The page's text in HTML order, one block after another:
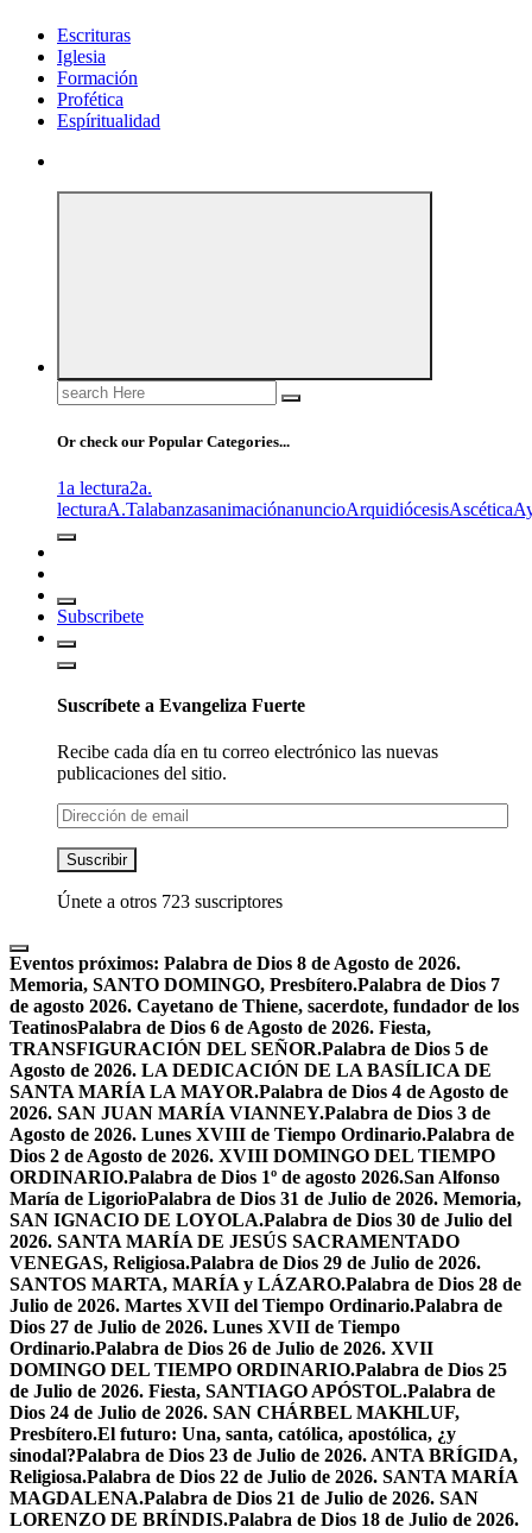
Escrituras
Iglesia
Formación
Profética
Espíritualidad
Search
for:
Or check our Popular Categories...
1a lectura2a.
lecturaA.TalabanzasanimaciónanuncioArquidiócesisAscética
Subscribete
Suscríbete a Evangeliza Fuerte
Recibe cada día en tu correo electrónico las nuevas
publicaciones del sitio.
Dirección
de
email
Suscribir
Únete a otros 723 suscriptores
Eventos próximos: Palabra de Dios 8 de Agosto de 2026.
Memoria, SANTO DOMINGO, Presbítero.Palabra de Dios 7
de agosto 2026. Cayetano de Thiene, sacerdote, fundador de los
TeatinosPalabra de Dios 6 de Agosto de 2026. Fiesta,
TRANSFIGURACIÓN DEL SEÑOR.Palabra de Dios 5 de
Agosto de 2026. LA DEDICACIÓN DE LA BASÍLICA DE
SANTA MARÍA LA MAYOR.Palabra de Dios 4 de Agosto de
2026. SAN JUAN MARÍA VIANNEY.Palabra de Dios 3 de
Agosto de 2026. Lunes XVIII de Tiempo Ordinario.Palabra de
Dios 2 de Agosto de 2026. XVIII DOMINGO DEL TIEMPO
ORDINARIO.Palabra de Dios 1º de agosto 2026.San Alfonso
María de LigorioPalabra de Dios 31 de Julio de 2026. Memoria,
SAN IGNACIO DE LOYOLA.Palabra de Dios 30 de Julio del
2026. SANTA MARÍA DE JESÚS SACRAMENTADO
VENEGAS, Religiosa.Palabra de Dios 29 de Julio de 2026.
SANTOS MARTA, MARÍA y LÁZARO.Palabra de Dios 28 de
Julio de 2026. Martes XVII del Tiempo Ordinario.Palabra de
Dios 27 de Julio de 2026. Lunes XVII de Tiempo
Ordinario.Palabra de Dios 26 de Julio de 2026. XVII
DOMINGO DEL TIEMPO ORDINARIO.Palabra de Dios 25
de Julio de 2026. Fiesta, SANTIAGO APÓSTOL.Palabra de
Dios 24 de Julio de 2026. SAN CHÁRBEL MAKHLUF,
Presbítero.El futuro: Una, santa, católica, apostólica, ¿y
sinodal?Palabra de Dios 23 de Julio de 2026. ANTA BRÍGIDA,
Religiosa.Palabra de Dios 22 de Julio de 2026. SANTA MARÍA
MAGDALENA.Palabra de Dios 21 de Julio de 2026. SAN
LORENZO DE BRÍNDIS.Palabra de Dios 18 de Julio de 2026.